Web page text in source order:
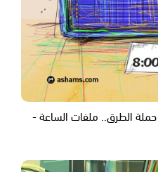
الطرق.. ملفات الساعة -